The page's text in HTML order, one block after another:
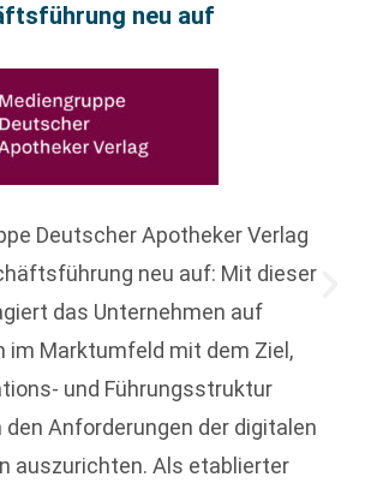
neu auf
Deutscher Apotheker Verlag
neu auf: Mit dieser
das Unternehmen auf
im Marktumfeld mit dem Ziel,
und Führungsstruktur
Anforderungen der digitalen
auszurichten. Als etablierter